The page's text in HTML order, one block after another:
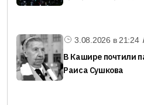
3.08.2026 в 21:24
В Кашире почтили
Раиса Сушкова